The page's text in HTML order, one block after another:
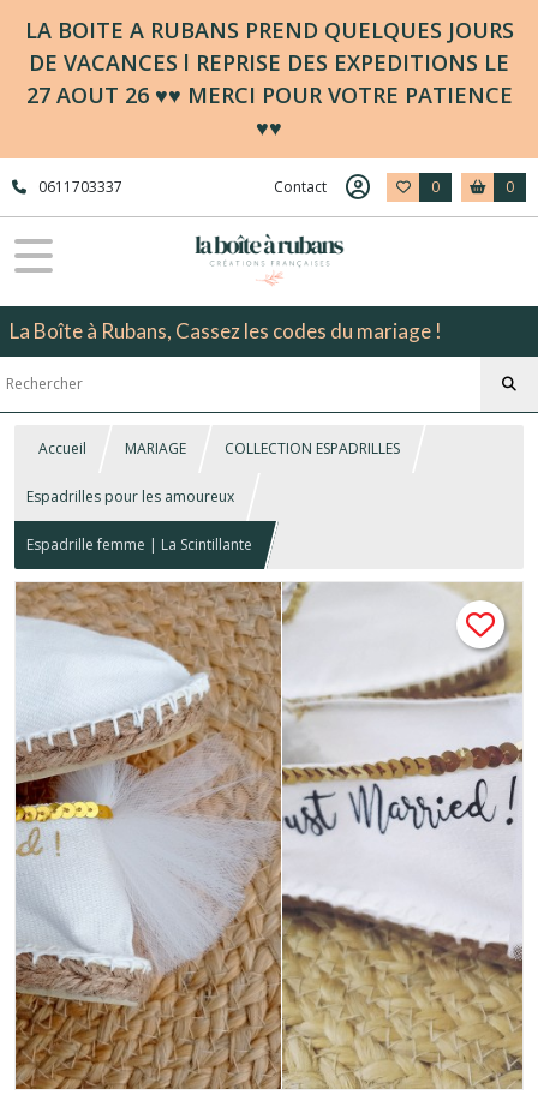
LA BOITE A RUBANS PREND QUELQUES JOURS
DE VACANCES l REPRISE DES EXPEDITIONS LE
27 AOUT 26 ♥♥ MERCI POUR VOTRE PATIENCE
♥♥
0611703337 Contact 0 0
La Boîte à Rubans, Cassez les codes du mariage !
Accueil MARIAGE COLLECTION ESPADRILLES
Espadrilles pour les amoureux
Espadrille femme | La Scintillante